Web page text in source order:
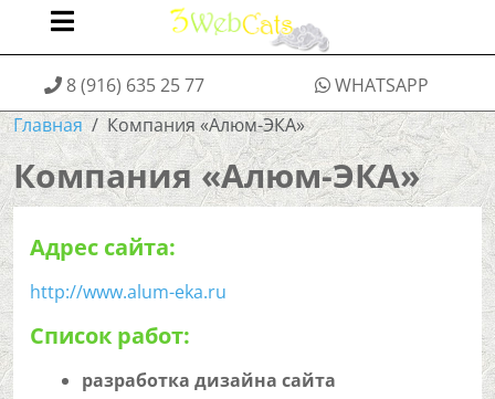
8 (916) 635 25 77
WHATSAPP
Главная
Компания «Алюм-ЭКА»
Компания «Алюм-ЭКА»
Адрес сайта:
http://www.alum-eka.ru
Список работ:
разработка дизайна сайта